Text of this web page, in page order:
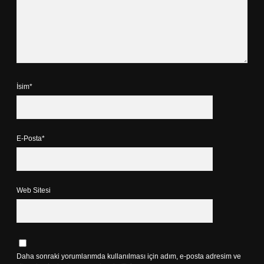
İsim*
E-Posta*
Web Sitesi
Daha sonraki yorumlarımda kullanılması için adım, e-posta adresim ve